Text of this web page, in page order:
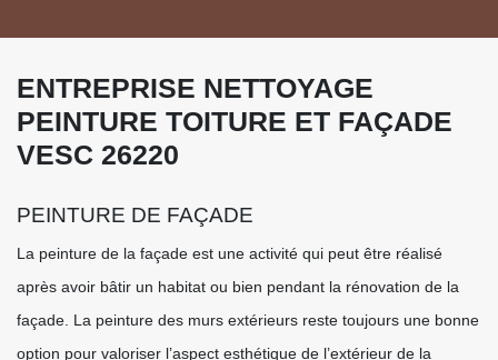
ENTREPRISE NETTOYAGE
PEINTURE TOITURE ET FAÇADE
VESC 26220
PEINTURE DE FAÇADE
La peinture de la façade est une activité qui peut être réalisé
après avoir bâtir un habitat ou bien pendant la rénovation de la
façade. La peinture des murs extérieurs reste toujours une bonne
option pour valoriser l’aspect esthétique de l’extérieur de la